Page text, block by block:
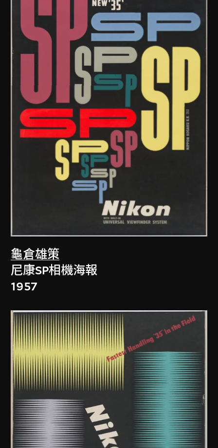
龜倉雄策
尼康SP相機海報
1957